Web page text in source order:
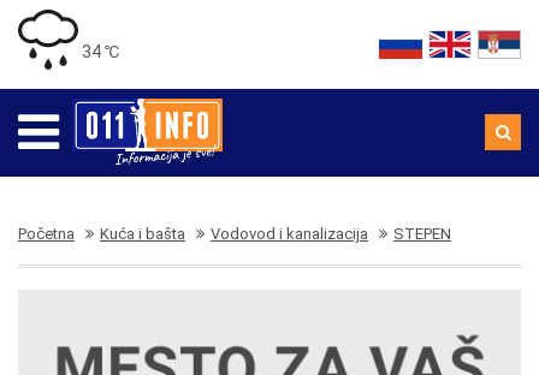
34 ℃
Početna Kuća i bašta Vodovod i kanalizacija STEPEN